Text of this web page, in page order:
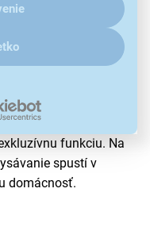
automatickým
ešte inteligentnejší
a výberu
technológia
funkciu. Na
spustí v
domácnosť.